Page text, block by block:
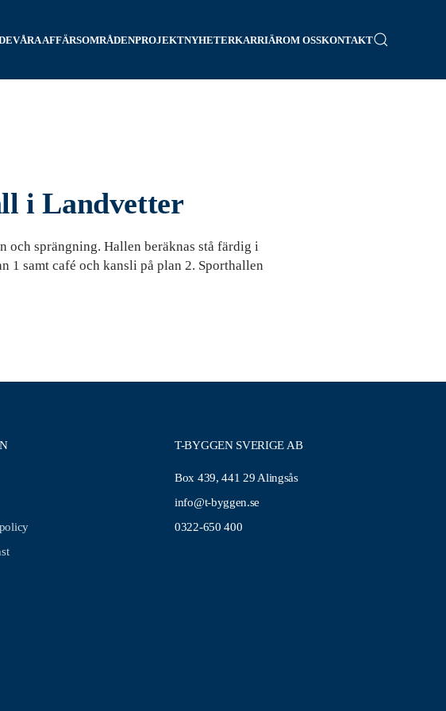
VÅRA AFFÄRSOMRÅDENPROJEKTNYHETERKARRIÄROM OSSKONTAKT
i Landvetter
och sprängning. Hallen beräknas stå färdig i
1 samt café och kansli på plan 2. Sporthallen
T-BYGGEN SVERIGE AB
Box 439, 441 29 Alingsås
info@t-byggen.se
0322-650 400